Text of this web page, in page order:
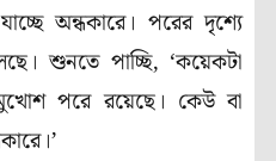
অন্ধকারে। পরের দৃশ্যে
। শুনতে পাচ্ছি, ‘কয়েকটা
পরে রয়েছে। কেউ বা